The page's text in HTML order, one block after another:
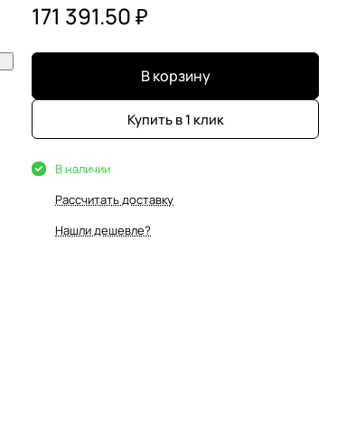
171 391.50 ₽
В корзину
Купить в 1 клик
В наличии
Рассчитать доставку
Нашли дешевле?